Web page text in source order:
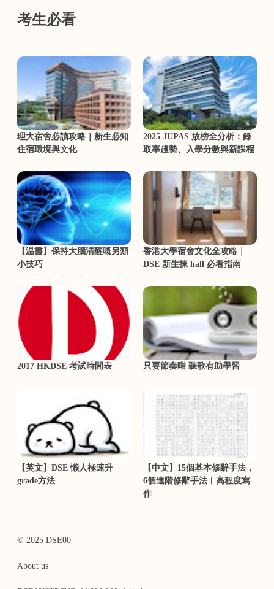
考生必看
理大宿舍必讀攻略｜新生必知
住宿環境與文化
2025 JUPAS 放榜全分析：錄
取率趨勢、入學分數與新課程
【温書】保持大腦清醒嘅另類
小技巧
香港大學宿舍文化全攻略｜
DSE 新生揀 hall 必看指南
2017 HKDSE 考試時間表 只要節奏啱 聽歌有助學習
【英文】DSE 懶人極速升
grade方法
【中文】15個基本修辭手法，
6個進階修辭手法︳高程度寫
作
© 2025 DSE00
·
About us
·